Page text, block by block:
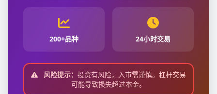
200+品种 24小时交易
风险提示： 投资有风险，入市需谨慎。杠杆交易
可能导致损失超过本金。